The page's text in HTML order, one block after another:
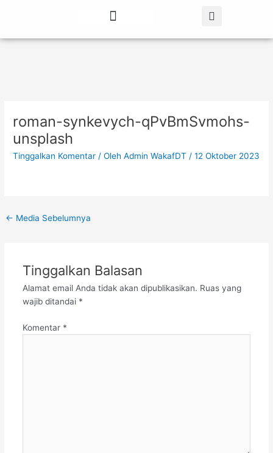
roman-synkevych-qPvBmSvmohs-
unsplash
Tinggalkan Komentar / OlehAdmin WakafDT /12 Oktober 2023
← Media Sebelumnya
Tinggalkan Balasan
Alamat email Anda tidak akan dipublikasikan. Ruas yang
wajib ditandai *
Komentar *